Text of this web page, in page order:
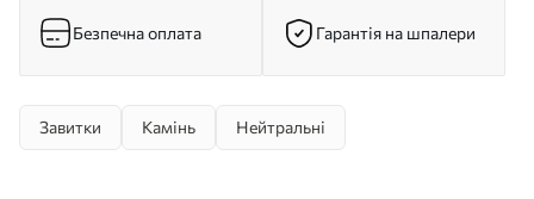
Безпечна оплата Гарантія на шпалери
Завитки Камінь Нейтральні